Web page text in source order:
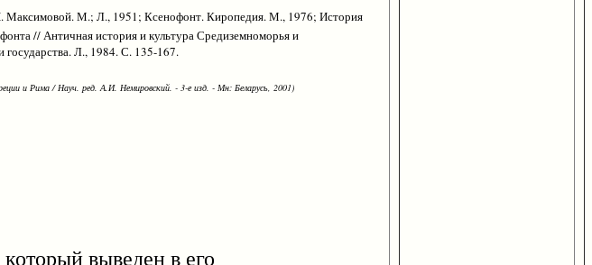
Максимовой. М.; Л., 1951; Ксенофонт. Киропедия. М., 1976; История
// Античная история и культура Средиземноморья и
Л., 1984. С. 135-167.
и Рима / Науч. ред. А.И. Немировский. - 3-е изд. - Мн: Беларусь, 2001)
который выведен в его